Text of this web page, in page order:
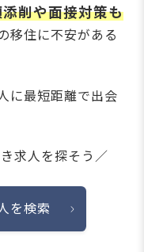
削や面接対策も
移住に不安がある
に最短距離で出会
求人を探そう／
を検索